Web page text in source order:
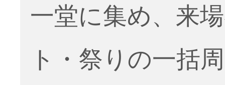
一堂に集め、来
ト・祭りの一括